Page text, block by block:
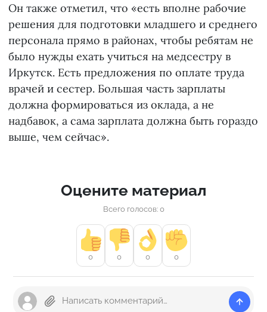
Он также отметил, что «есть вполне рабочие
решения для подготовки младшего и среднего
персонала прямо в районах, чтобы ребятам не
было нужды ехать учиться на медсестру в
Иркутск. Есть предложения по оплате труда
врачей и сестер. Большая часть зарплаты
должна формироваться из оклада, а не
надбавок, а сама зарплата должна быть гораздо
выше, чем сейчас».
Оцените материал
Всего голосов: 0
0 0 0 0